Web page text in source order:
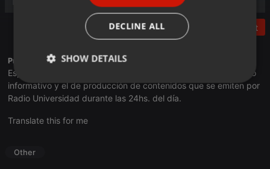
Post
Profile description of UNJu Radio 05:
Espacio que busca complementar a través de la web el trabajo
informativo y el de producción de contenidos que se emiten por
Radio Universidad durante las 24hs. del día.
Translate this for me
Other
DECLINE ALL
SHOW DETAILS
Strictly
necessary
Targeting Functionality